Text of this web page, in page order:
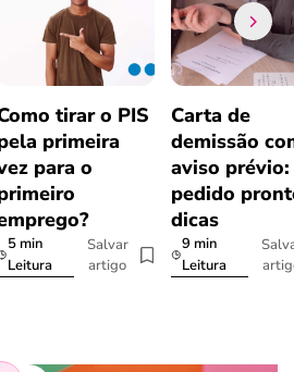
tirar o PIS
primeira
para o
5 min
Leitura
Salvar
artigo
Carta de
demissão
aviso prévio:
pedido
dicas
9 min
Leitura